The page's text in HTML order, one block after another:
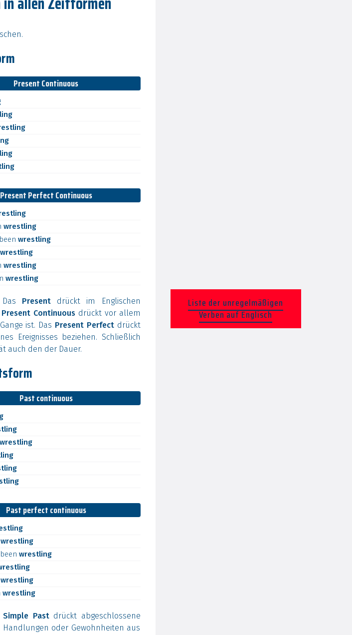
Present Continuous
Present Perfect Continuous
wrestling
been wrestling
wrestling
wrestling
wrestling
Present drückt im Englischen
Present Continuous drückt vor allem
ist. Das Present Perfectdrückt
Ereignisses beziehen. Schließlich
auch den der Dauer.
Past continuous
wrestling
Past perfect continuous
wrestling
been wrestling
wrestling
wrestling
Simple Pastdrückt abgeschlossene
oder Gewohnheiten aus
Liste der unregelmäßigen
Verben auf Englisch